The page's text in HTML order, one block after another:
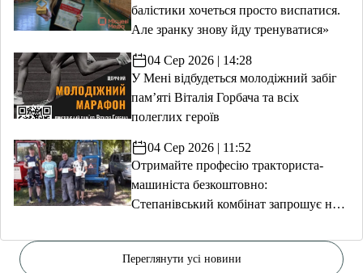
балістики хочеться просто виспатися.
Але зранку знову йду тренуватися»
04 Сер 2026 | 14:28
У Мені відбудеться молодіжний забіг
пам’яті Віталія Горбача та всіх
полеглих героїв
04 Сер 2026 | 11:52
Отримайте професію тракториста-
машиніста безкоштовно:
Степанівський комбінат запрошує на
Переглянути усі новини